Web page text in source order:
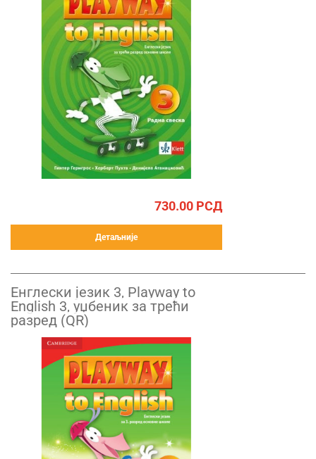
730.00 РСД
Детаљније
Енглески језик 3, Playway to
English 3, уџбеник за трећи
разред (QR)